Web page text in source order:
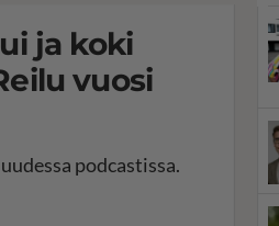
ja koki
vuosi
podcastissa.